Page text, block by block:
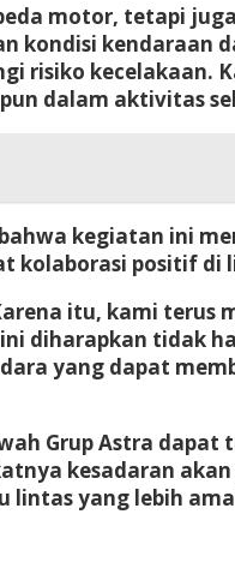
motor, tetapi
kondisi kendaraan
risiko kecelakaan.
dalam aktivitas
kegiatan ini
kolaborasi positif di
itu, kami terus
diharapkan tidak
yang dapat
Grup Astra
kesadaran
lintas yang lebih